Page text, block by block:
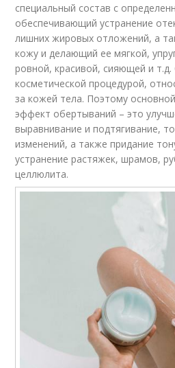
специальный состав с
обеспечивающий устранение
лишних жировых отложений, а
кожу и делающий ее мягкой,
ровной, красивой, сияющей и
косметической процедурой,
за кожей тела. Поэтому
эффект обертываний – это
выравнивание и подтягивание,
изменений, а также придание
устранение растяжек, шрамов,
целлюлита.